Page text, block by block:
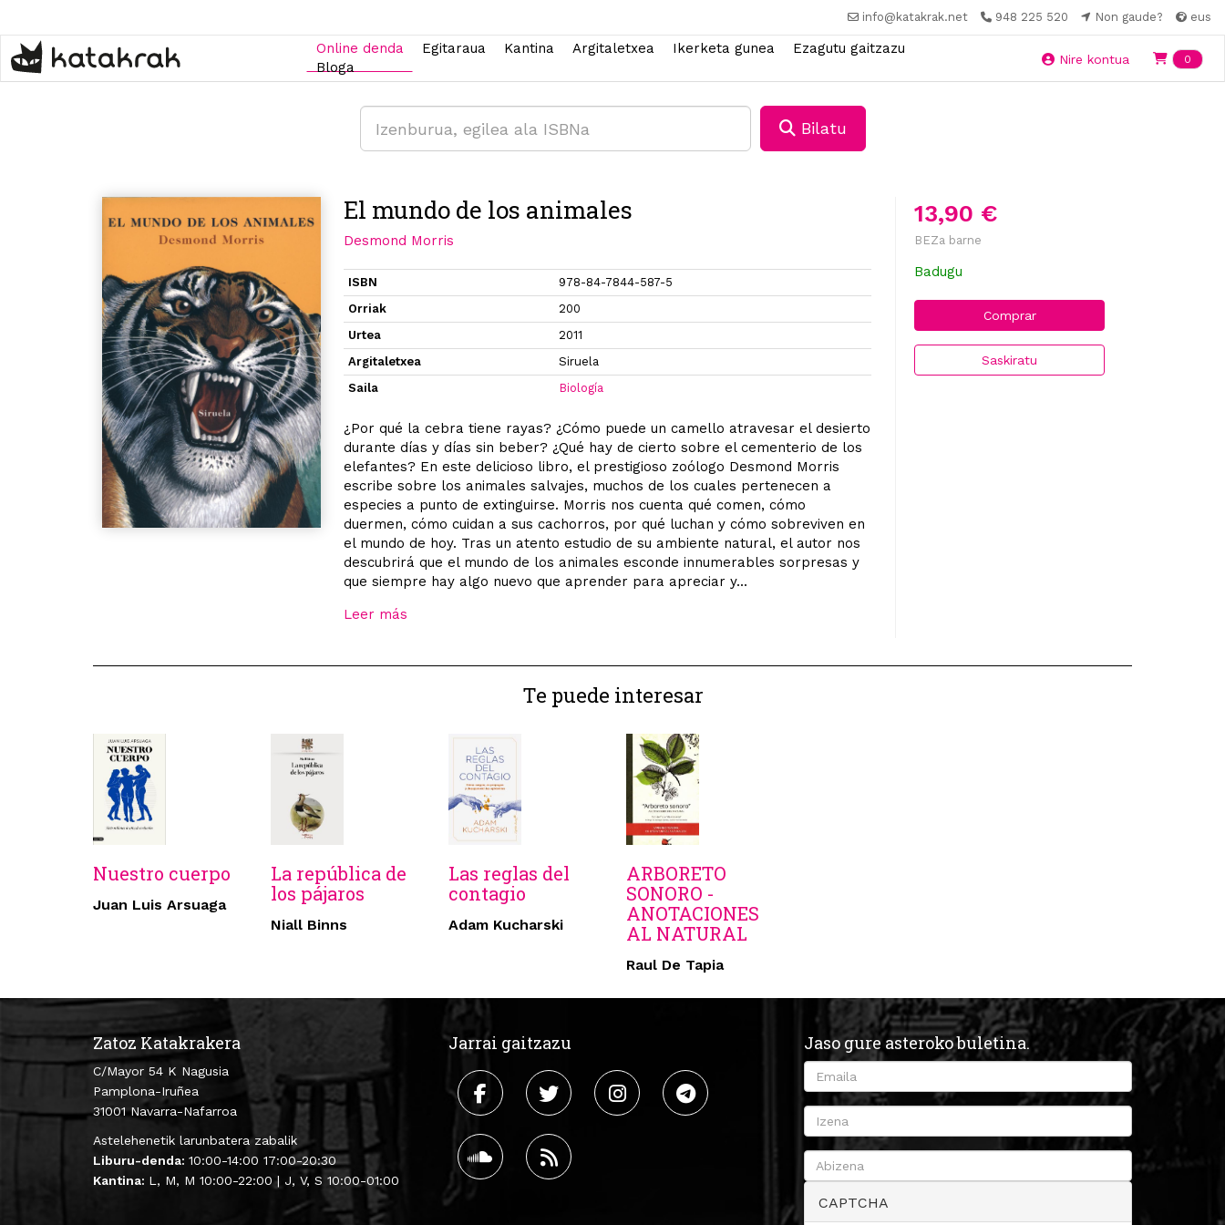
main
content
info@katakrak.net 948 225 520 Non gaude? eus
Online denda Egitaraua Kantina Argitaletxea Ikerketa gunea
Ezagutu gaitzazu
Bloga
Nire kontua 0
Bilatu
13,90 €
BEZa barne
Badugu
Comprar
Saskiratu
El mundo de los animales
Desmond Morris
ISBN
978-84-7844-587-5
Orriak
200
Urtea
2011
Argitaletxea
Siruela
Saila
Biología
¿Por qué la cebra tiene rayas? ¿Cómo puede un camello atravesar el desierto
durante días y días sin beber? ¿Qué hay de cierto sobre el cementerio de los
elefantes? En este delicioso libro, el prestigioso zoólogo Desmond Morris
escribe sobre los animales salvajes, muchos de los cuales pertenecen a
especies a punto de extinguirse. Morris nos cuenta qué comen, cómo
duermen, cómo cuidan a sus cachorros, por qué luchan y cómo sobreviven en
el mundo de hoy. Tras un atento estudio de su ambiente natural, el autor nos
descubrirá que el mundo de los animales esconde innumerables sorpresas y
que siempre hay algo nuevo que aprender para apreciar y...
Leer más
Te puede interesar
Nuestro cuerpo
Juan Luis Arsuaga
La república de
los pájaros
Niall Binns
Las reglas del
contagio
Adam Kucharski
ARBORETO
SONORO -
ANOTACIONES
AL NATURAL
Raul De Tapia
Zatoz Katakrakera
C/Mayor 54 K Nagusia
Pamplona-Iruñea
31001 Navarra-Nafarroa
Astelehenetik larunbatera zabalik
Liburu-denda: 10:00-14:00 17:00-20:30
Kantina: L, M, M 10:00-22:00 | J, V, S 10:00-01:00
Jarrai gaitzazu Jaso gure asteroko buletina.
CAPTCHA